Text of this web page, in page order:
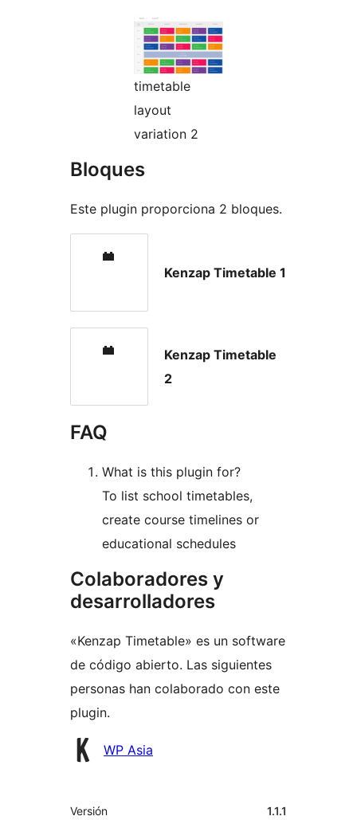
timetable
layout
variation 2
Bloques
Este plugin proporciona 2 bloques.
Kenzap Timetable 1
Kenzap Timetable
2
FAQ
What is this plugin for?
To list school timetables,
create course timelines or
educational schedules
Colaboradores y
desarrolladores
«Kenzap Timetable» es un software
de código abierto. Las siguientes
personas han colaborado con este
plugin.
Colaboradores
WP Asia
Meta
Versión 1.1.1